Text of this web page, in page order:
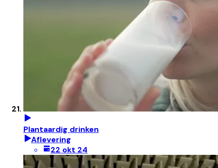
Plantaardig drinken
Aflevering
22 okt 24